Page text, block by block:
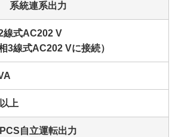
系統連系出力
線式AC202 V
相3線式AC202 Vに接続）
上
PCS自立運転出力